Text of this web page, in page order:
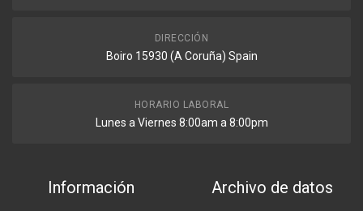
DIRECCIÓN
Boiro 15930 (A Coruña) Spain
HORARIO LABORAL
Lunes a Viernes 8:00am a 8:00pm
Información Archivo de datos